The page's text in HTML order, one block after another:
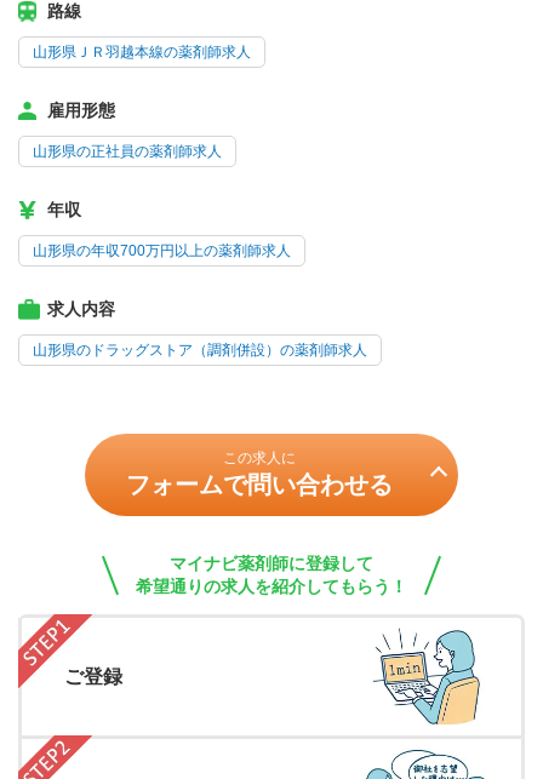
路線
山形県ＪＲ羽越本線の薬剤師求人
雇用形態
山形県の正社員の薬剤師求人
年収
山形県の年収700万円以上の薬剤師求人
求人内容
山形県のドラッグストア（調剤併設）の薬剤師求人
この求人に
フォームで問い合わせる
マイナビ薬剤師に登録して
希望通りの求人を紹介してもらう！
ご登録